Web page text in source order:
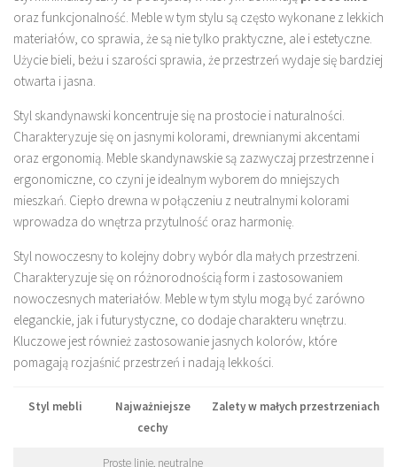
oraz funkcjonalność. Meble w tym stylu są często wykonane z lekkich
materiałów, co sprawia, że są nie tylko praktyczne, ale i estetyczne.
Użycie bieli, beżu i szarości sprawia, że przestrzeń wydaje się bardziej
otwarta i jasna.
Styl skandynawski koncentruje się na prostocie i naturalności.
Charakteryzuje się on jasnymi kolorami, drewnianymi akcentami
oraz ergonomią. Meble skandynawskie są zazwyczaj przestrzenne i
ergonomiczne, co czyni je idealnym wyborem do mniejszych
mieszkań. Ciepło drewna w połączeniu z neutralnymi kolorami
wprowadza do wnętrza przytulność oraz harmonię.
Styl nowoczesny to kolejny dobry wybór dla małych przestrzeni.
Charakteryzuje się on różnorodnością form i zastosowaniem
nowoczesnych materiałów. Meble w tym stylu mogą być zarówno
eleganckie, jak i futurystyczne, co dodaje charakteru wnętrzu.
Kluczowe jest również zastosowanie jasnych kolorów, które
pomagają rozjaśnić przestrzeń i nadają lekkości.
Styl mebli
Najważniejsze
cechy
Zalety w małych przestrzeniach
Proste linie, neutralne